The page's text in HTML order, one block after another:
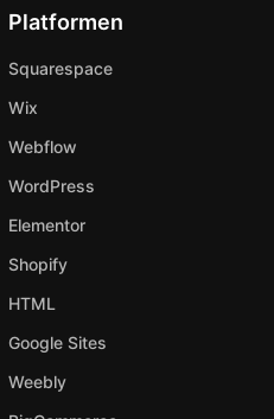
Platformen
Squarespace
Wix
Webflow
WordPress
Elementor
Shopify
HTML
Google Sites
Weebly